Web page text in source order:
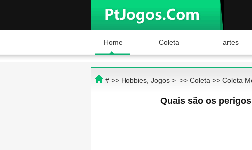
Home Coleta artes
# >> Hobbies, Jogos> >> Coleta >> Coleta
Quais são os